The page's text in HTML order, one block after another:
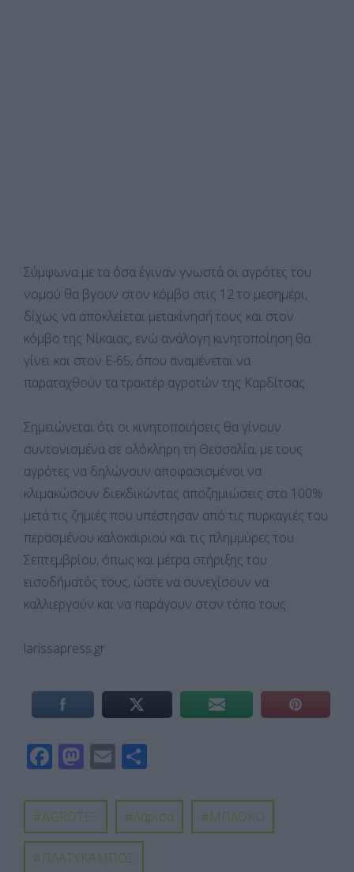
Σύμφωνα με τα όσα έγιναν γνωστά οι αγρότες του
νομού θα βγουν στον κόμβο στις 12 το μεσημέρι,
δίχως να αποκλείεται μετακίνησή τους και στον
κόμβο της Νίκαιας, ενώ ανάλογη κινητοποίηση θα
γίνει και στον Ε-65, όπου αναμένεται να
παραταχθούν τα τρακτέρ αγροτών της Καρδίτσας.
Σημειώνεται ότι οι κινητοποιήσεις θα γίνουν
συντονισμένα σε ολόκληρη τη Θεσσαλία, με τους
αγρότες να δηλώνουν αποφασισμένοι να
κλιμακώσουν διεκδικώντας αποζημιώσεις στο 100%
μετά τις ζημιές που υπέστησαν από τις πυρκαγιές του
περασμένου καλοκαιριού και τις πλημμύρες του
Σεπτεμβρίου, όπως και μέτρα στήριξης του
εισοδήματός τους, ώστε να συνεχίσουν να
καλλιεργούν και να παράγουν στον τόπο τους.
larissapress.gr
F
e
b
o
M
to
d
o
E
ail ρ
α
AGROTES Λάρισα ΜΠΛΟΚΟ
ΠΛΑΤΥΚΑΜΠΟΣ